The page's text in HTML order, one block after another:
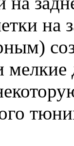
на
мелкие